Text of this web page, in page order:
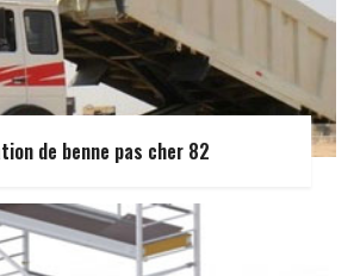
de benne pas cher 82